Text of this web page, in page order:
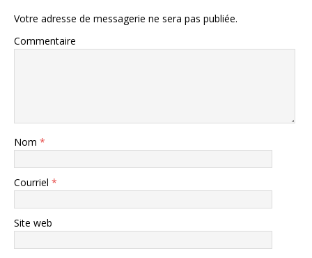
Votre adresse de messagerie ne sera pas publiée.
Commentaire
Nom *
Courriel *
Site web